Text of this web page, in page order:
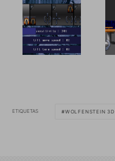
ETIQUETAS WOLFENSTEIN 3D